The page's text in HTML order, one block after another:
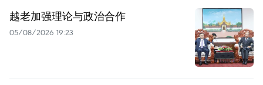
越老加强理论与政治合作
05/08/2026 19:23